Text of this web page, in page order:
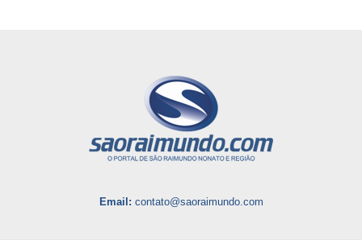
Email: contato@saoraimundo.com